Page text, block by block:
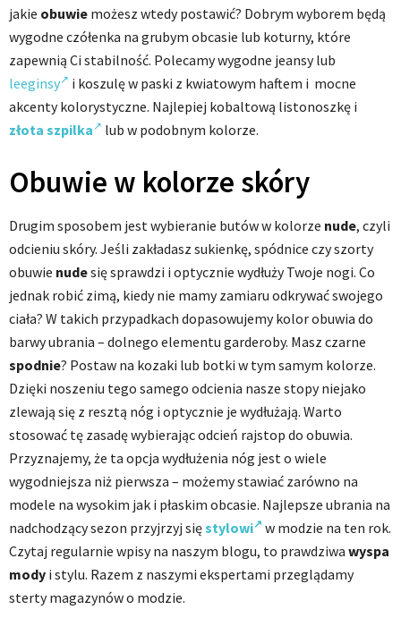
jakie obuwie możesz wtedy postawić? Dobrym wyborem będą
wygodne czółenka na grubym obcasie lub koturny, które
zapewnią Ci stabilność. Polecamy wygodne jeansy lub
leeginsy
i koszulę w paski z kwiatowym haftem i mocne
akcenty kolorystyczne. Najlepiej kobaltową listonoszkę i
złota szpilka
lub w podobnym kolorze.
Obuwie w kolorze skóry
Drugim sposobem jest wybieranie butów w kolorze nude, czyli
odcieniu skóry. Jeśli zakładasz sukienkę, spódnice czy szorty
obuwie nudesię sprawdzi i optycznie wydłuży Twoje nogi. Co
jednak robić zimą, kiedy nie mamy zamiaru odkrywać swojego
ciała? W takich przypadkach dopasowujemy kolor obuwia do
barwy ubrania – dolnego elementu garderoby. Masz czarne
spodnie? Postaw na kozaki lub botki w tym samym kolorze.
Dzięki noszeniu tego samego odcienia nasze stopy niejako
zlewają się z resztą nóg i optycznie je wydłużają. Warto
stosować tę zasadę wybierając odcień rajstop do obuwia.
Przyznajemy, że ta opcja wydłużenia nóg jest o wiele
wygodniejsza niż pierwsza – możemy stawiać zarówno na
modele na wysokim jak i płaskim obcasie. Najlepsze ubrania na
nadchodzący sezon przyjrzyj sięstylowi
w modzie na ten rok.
Czytaj regularnie wpisy na naszym blogu, to prawdziwa wyspa
mody i stylu. Razem z naszymi ekspertami przeglądamy
sterty magazynów o modzie.